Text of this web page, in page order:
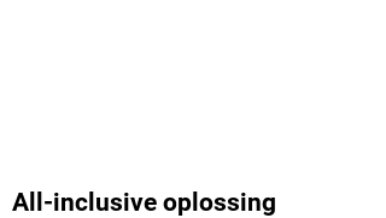
All-inclusive oplossing